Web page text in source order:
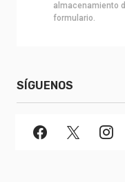
almacenamiento
formulario.
SÍGUENOS